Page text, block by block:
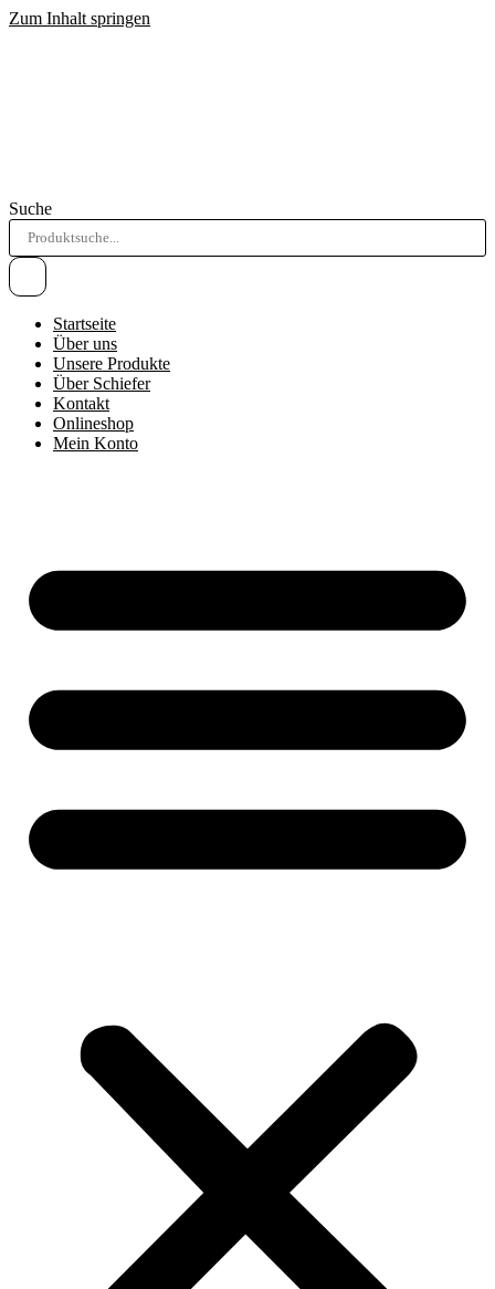
Zum Inhalt springen
Suche
Startseite
Über uns
Unsere Produkte
Über Schiefer
Kontakt
Onlineshop
Mein Konto